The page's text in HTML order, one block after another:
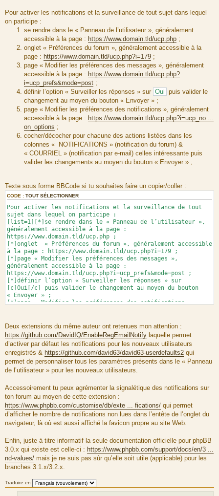
Pour activer les notifications et la surveillance de tout sujet dans lequel
on participe :
se rendre dans le « Panneau de l’utilisateur », généralement
accessible à la page : https://www.domain.tld/ucp.php ;
onglet « Préférences du forum », généralement accessible à la
page : https://www.domain.tld/ucp.php?i=179 ;
page « Modifier les préférences des messages », généralement
accessible à la page : https://www.domain.tld/ucp.php?
i=ucp_prefs&mode=post ;
définir l’option « Surveiller les réponses » sur Oui puis valider le
changement au moyen du bouton « Envoyer » ;
page « Modifier les préférences des notifications », généralement
accessible à la page : https://www.domain.tld/ucp.php?i=ucp_no ...
on_options ;
cocher/décocher pour chacune des actions listées dans les
colonnes « NOTIFICATIONS » (notification du forum) &
« COURRIEL » (notification par e-mail) celles intéressante puis
valider les changements au moyen du bouton « Envoyer » ;
Texte sous forme BBCode si tu souhaites faire un copier/coller :
CODE : TOUT SÉLECTIONNER
Pour activer les notifications et la surveillance de tout
sujet dans lequel on participe :
[list=1][*]se rendre dans le « Panneau de l’utilisateur »,
généralement accessible à la page :
https://www.domain.tld/ucp.php ;
[*]onglet « Préférences du forum », généralement accessible
à la page : https://www.domain.tld/ucp.php?i=179 ;
[*]page « Modifier les préférences des messages »,
généralement accessible à la page :
https://www.domain.tld/ucp.php?i=ucp_prefs&mode=post ;
[*]définir l’option « Surveiller les réponses » sur
[c]Oui[/c] puis valider le changement au moyen du bouton
« Envoyer » ;
[*]page « Modifier les préférences des notifications »,
i=ucp_notifications&mode=notification_options ;
[*]cocher/décocher pour chacune des actions listées dans les
colonnes « NOTIFICATIONS » (notification du forum) &
« COURRIEL » (notification par e-mail) celles intéressante
puis valider les changements au moyen du bouton
« Envoyer » ;[/list]
Deux extensions du même auteur ont retenues mon attention :
https://github.com/DavidIQ/EnableRegEmailNotify laquelle permet
d’activer par défaut les notifications pour les nouveaux utilisateurs
enregistrés & https://github.com/david63/david63-userdefaults2 qui
permet de personnaliser tous les paramètres présents dans le « Panneau
de l’utilisateur » pour les nouveaux utilisateurs.
Accessoirement tu peux agrémenter la signalétique des notifications sur
ton forum au moyen de cette extension :
https://www.phpbb.com/customise/db/exte ... fications/ qui permet
d’afficher le nombre de notifications non lues dans l’entête de l’onglet du
navigateur, là où est aussi affiché la favicon propre au site Web.
Enfin, juste à titre informatif la seule documentation officielle pour phpBB
3.0.x qui existe est celle-ci : https://www.phpbb.com/support/docs/en/3 ...
nd-values/ mais je ne suis pas sûr qu’elle soit utile (applicable) pour les
branches 3.1.x/3.2.x.
Traduire en